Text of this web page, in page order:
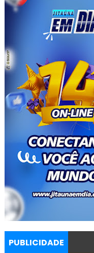
PUBLICIDADE